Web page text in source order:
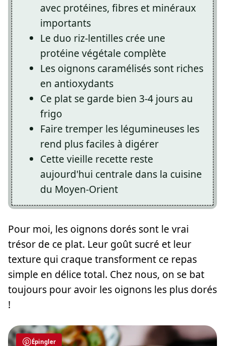
avec protéines, fibres et minéraux
importants
Le duo riz-lentilles crée une
protéine végétale complète
Les oignons caramélisés sont riches
en antioxydants
Ce plat se garde bien 3-4 jours au
frigo
Faire tremper les légumineuses les
rend plus faciles à digérer
Cette vieille recette reste
aujourd'hui centrale dans la cuisine
du Moyen-Orient
Pour moi, les oignons dorés sont le vrai
trésor de ce plat. Leur goût sucré et leur
texture qui craque transforment ce repas
simple en délice total. Chez nous, on se bat
toujours pour avoir les oignons les plus dorés
!
Épingler